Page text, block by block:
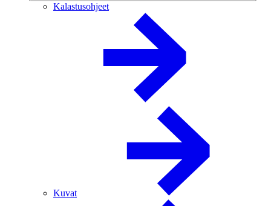
Kalastusohjeet
Kuvat